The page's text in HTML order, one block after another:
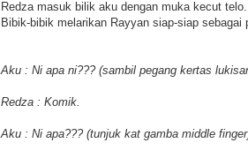
Redza masuk bilik aku dengan muka kecut telo.
Bibik-bibik melarikan Rayyan siap-siap
Aku : Ni apa ni??? (sambil pegang kertas
Redza : Komik.
Aku : Ni apa??? (tunjuk kat gamba middle